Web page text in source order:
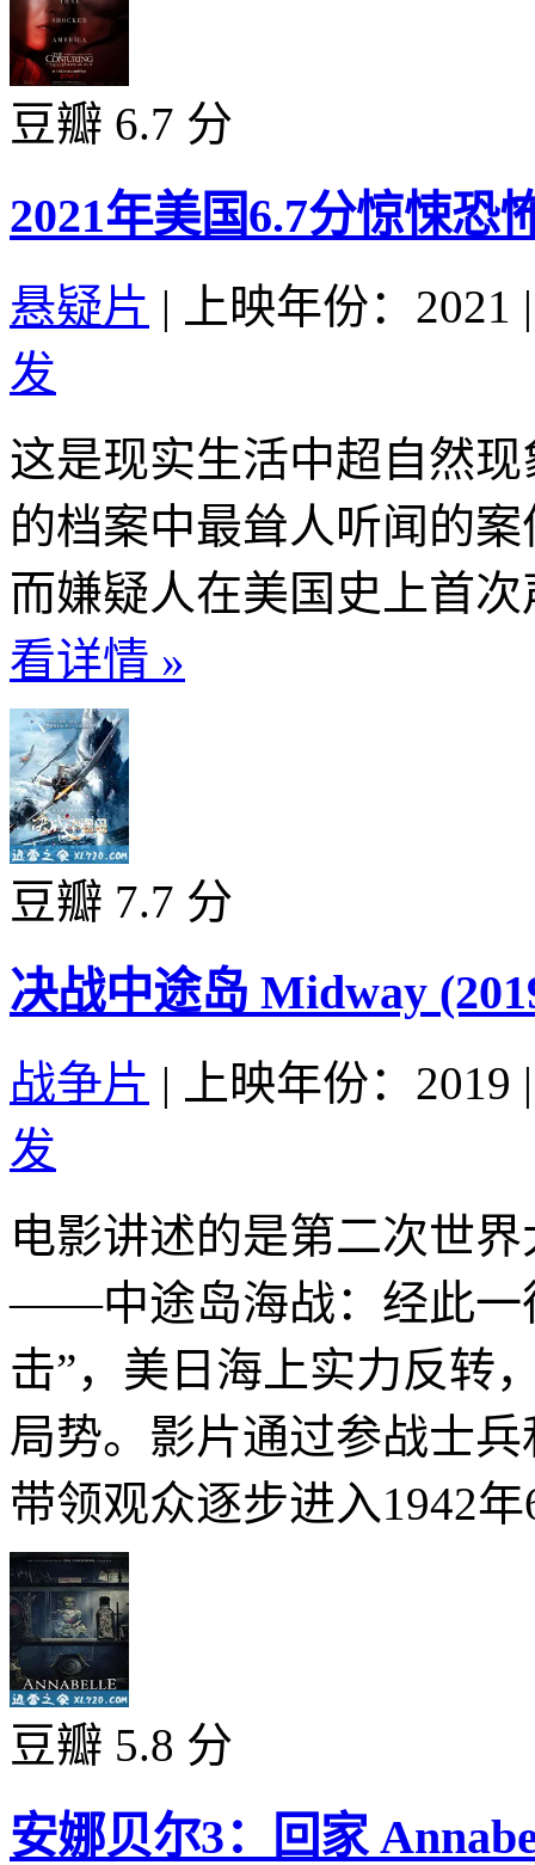
豆瓣 6.7 分
2021年美国6.7分惊悚恐
悬疑片 | 上映年份：2021 |
发
这是现实生活中超自然
的档案中最耸人听闻的
而嫌疑人在美国史上首
看详情 »
豆瓣 7.7 分
决战中途岛 Midway
战争片 | 上映年份：2019 |
发
电影讲述的是第二次世
——中途岛海战：经此一
击”，美日海上实力反转
局势。影片通过参战士
带领观众逐步进入1942
豆瓣 5.8 分
安娜贝尔3：回家